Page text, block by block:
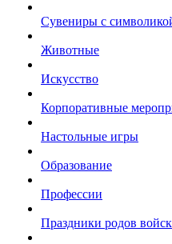
Сувениры с
Животные
Искусство
Корпоративные
Настольные игры
Образование
Профессии
Праздники родов войск